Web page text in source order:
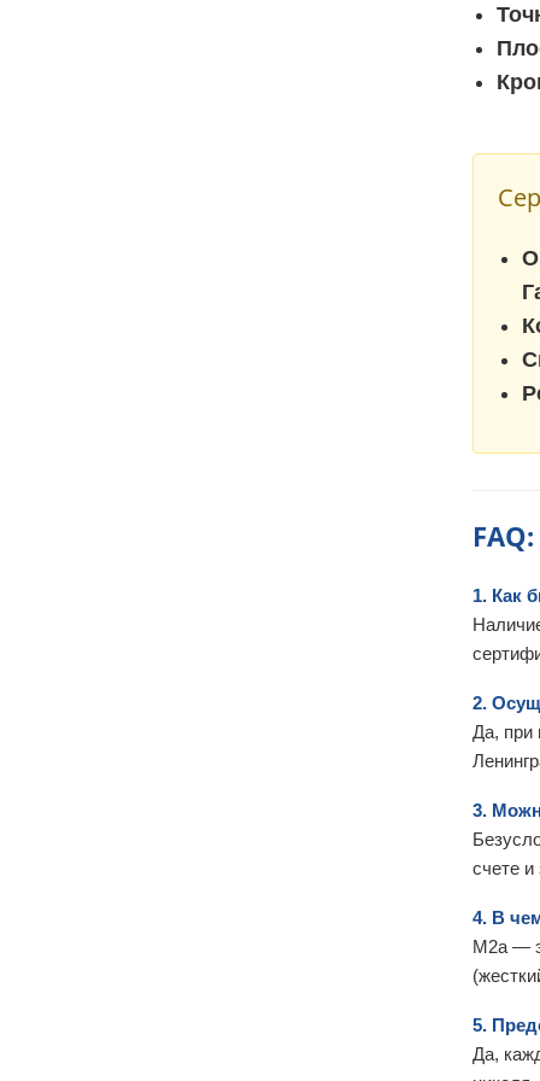
1. Как
2.
Да, при
3.
счете и
4. В
М2а —
5.
Да,